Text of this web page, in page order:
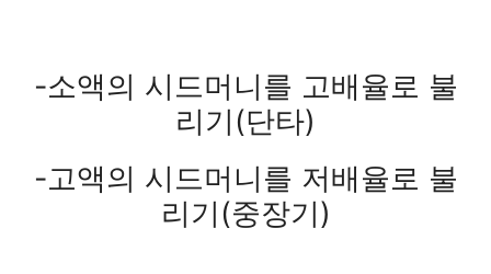
-소액의 시드머니를 고배율로 불
리기(단타)
-고액의 시드머니를 저배율로 불
리기(중장기)